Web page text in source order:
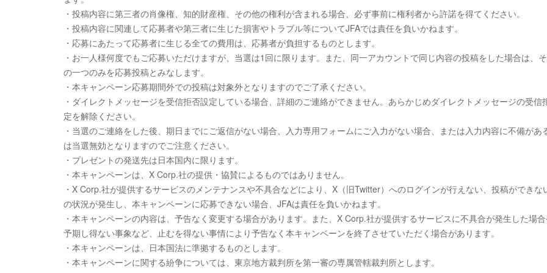
・投稿内容に第三者の肖像権、知的財産権、その他の権利が含まれる場合、必ず事前に権利者から許諾を得てください。
・投稿内容に関連して応募者や第三者に生じた損害やトラブル等についてJFAでは責任を負いかねます。
・応募にあたって応募者に生じる全ての費用は、応募者が負担するものとします。
・お一人様何度でもご応募いただけますが、当選は1回に限ります。また、同一アカウントで同じ内容の投稿をした場合は、
の一つのみを応募投稿とみなします。
・本キャンペーン応募期間外での投稿は対象外となりますのでご了承ください。
・ダイレクトメッセージを受信拒否設定している場合、詳細のご連絡ができません。あらかじめダイレクトメッセージの受信
定を解除ください。
・当選のご連絡をした後、期日までにご返信がない場合、入力専用フォームにご入力がない場合、または入力内容に不備があ
は当選無効となりますのでご注意ください。
・プレゼントの発送先は日本国内に限ります。
・本キャンペーンは、X Corp.社の提供・協賛によるものではありません。
・X Corp.社が提供するサービスのメンテナンスや不具合などにより、X（旧Twitter）へのログインが行えない、投稿ができな
の状況が発生し、本キャンペーンに応募できない場合、JFAは責任を負いかねます。
・本キャンペーンの内容は、予告なく変更する場合があります。また、X Corp.社が提供するサービスに不具合が発生した場合
予期し得ない事象など、止むを得ない事情により予告なく本キャンペーンを終了させていただく場合があります。
・本キャンペーンは、日本国法に準拠するものとします。
・本キャンペーンに関する紛争については、東京地方裁判所を第一審の専属管轄裁判所とします。